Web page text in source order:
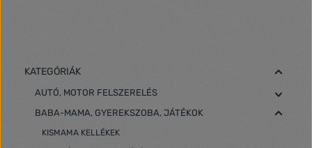
KATEGÓRIÁK
AUTÓ, MOTOR FELSZERELÉS
BABA-MAMA, GYEREKSZOBA, JÁTÉKOK
KISMAMA KELLÉKEK